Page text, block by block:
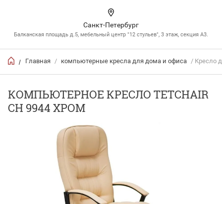
Санкт-Петербург
Балканская площадь д.5, мебельный центр "12 стульев", 3 этаж, секция А3.
/ Главная / компьютерные кресла для дома и офиса / Кресло
КОМПЬЮТЕРНОЕ КРЕСЛО TETCHAIR
CH 9944 ХРОМ